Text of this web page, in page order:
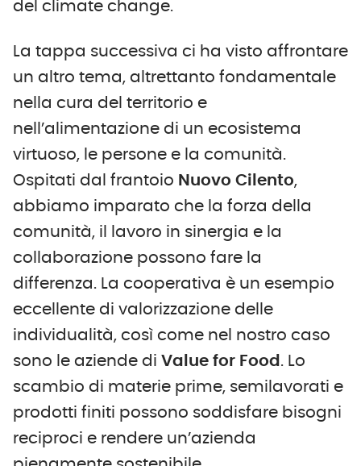
del climate change.
La tappa successiva ci ha visto affrontare
un altro tema, altrettanto fondamentale
nella cura del territorio e
nell’alimentazione di un ecosistema
virtuoso, le persone e la comunità.
Ospitati dal frantoio Nuovo Cilento,
abbiamo imparato che la forza della
comunità, il lavoro in sinergia e la
collaborazione possono fare la
differenza. La cooperativa è un esempio
eccellente di valorizzazione delle
individualità, così come nel nostro caso
sono le aziende di Value for Food . Lo
scambio di materie prime, semilavorati e
prodotti finiti possono soddisfare bisogni
reciproci e rendere un’azienda